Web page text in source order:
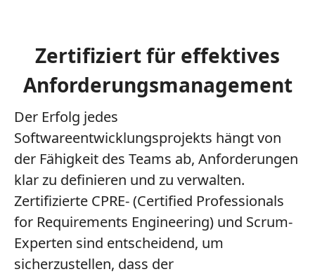
Zertifiziert für effektives
Anforderungsmanagement
Der Erfolg jedes
Softwareentwicklungsprojekts hängt von
der Fähigkeit des Teams ab, Anforderungen
klar zu definieren und zu verwalten.
Zertifizierte CPRE- (Certified Professionals
for Requirements Engineering) und Scrum-
Experten sind entscheidend, um
sicherzustellen, dass der